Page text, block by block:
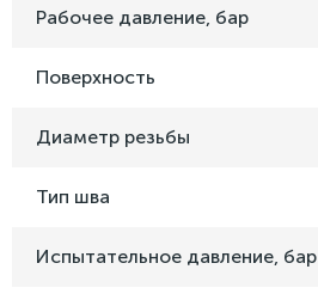
Рабочее давление, бар
Поверхность
Диаметр резьбы
Тип шва
Испытательное давление, бар